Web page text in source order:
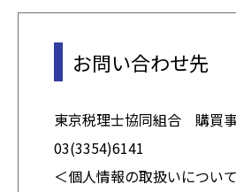
お問い合わせ先
東京税理士協同組合 購買
03(3354)6141
＜個人情報の取扱いについ